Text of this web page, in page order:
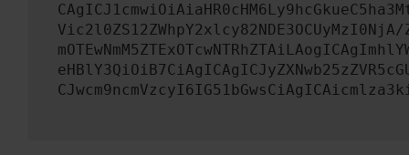
Vic2l0ZS12ZWhpY2xlcy82NDE3OCUyMzI0NjA/